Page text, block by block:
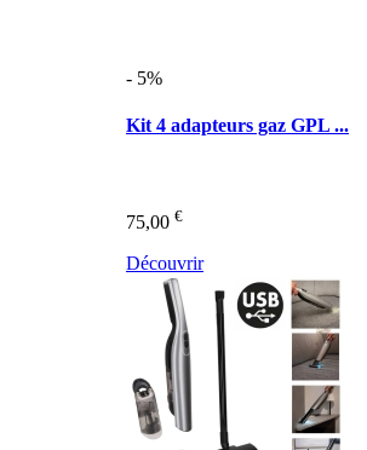
- 5%
Kit 4 adapteurs gaz GPL ...
75,00 €
Découvrir